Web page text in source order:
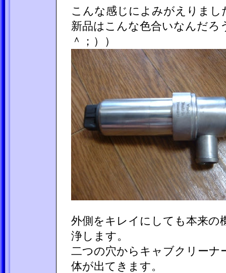
こんな感じによみがえりま
新品はこんな色合いなんだろ
＾；））
外側をキレイにしても本来の
浄します。
二つの穴からキャブクリーナ
体が出てきます。